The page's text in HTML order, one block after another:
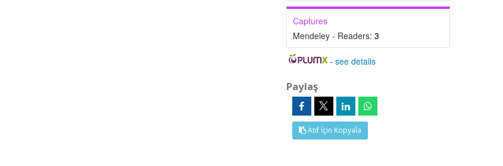
Captures
Mendeley - Readers: 3
-see details
Paylaş
Atıf İçin Kopyala